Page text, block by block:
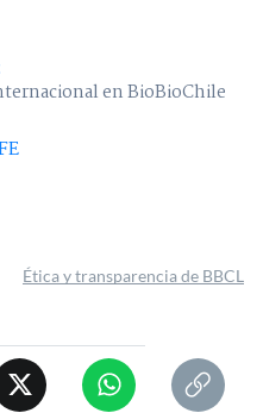
en BioBioChile
Ética y transparencia de BBCL